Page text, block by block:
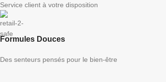
Service client à votre disposition
Formules Douces
Des senteurs pensés pour le bien-être